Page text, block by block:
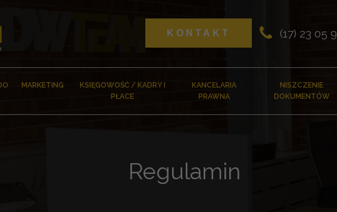
KONTAKT (17) 23 05
MARKETING
KSIĘGOWOŚĆ / KADRY I
PŁACE
KANCELARIA
PRAWNA
NISZCZENIE
DOKUMENTÓW
Regulamin